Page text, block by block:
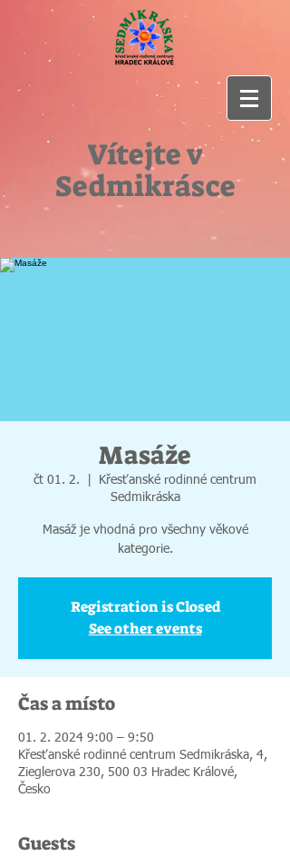
Vítejte v
Sedmikrásce
Masáže
čt 01. 2.
Křesťanské rodinné centrum
Sedmikráska
Masáž je vhodná pro všechny věkové
kategorie.
Registration is Closed
See other events
Čas a místo
01. 2. 2024 9:00 – 9:50
Křesťanské rodinné centrum Sedmikráska, 4,
Zieglerova 230, 500 03 Hradec Králové,
Česko
Guests